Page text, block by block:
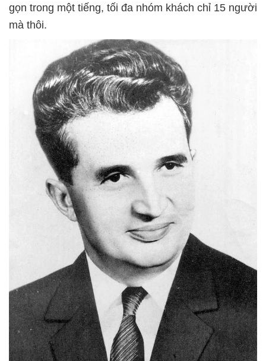
gọn trong một tiếng, tối đa nhóm khách chỉ 15 người
mà thôi.